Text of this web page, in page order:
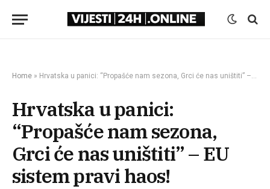
Home » Hrvatska u panici: “Propašće nam sezona, Grci će nas uništiti” – EU sistem pravi haos!
Hrvatska u panici:
“Propašće nam sezona,
Grci će nas uništiti” – EU
sistem pravi haos!